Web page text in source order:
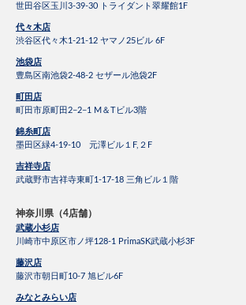
世田谷区玉川3-39-30 トライダント翠耀館1F
代々木店
渋谷区代々木1-21-12 ヤマノ25ビル 6F
池袋店
豊島区南池袋2-48-2 セザール池袋2F
町田店
町田市原町田2−2−1 M＆Tビル3階
錦糸町店
墨田区緑4-19-10 元澤ビル１F,２F
吉祥寺店
武蔵野市吉祥寺東町1-17-18 三角ビル１階
神奈川県（4店舗）
武蔵小杉店
川崎市中原区市ノ坪128-1 PrimaSK武蔵小杉3F
藤沢店
藤沢市朝日町10-7 旭ビル6F
みなとみらい店